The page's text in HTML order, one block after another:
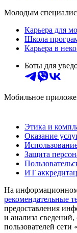
Молодым
Карьера для
Школа
Карьера в
Боты для
Мобильное
Этика и
Оказание
Защита
ИТ
На информационном
рекомендательные
предоставления
и анализа
пользователей